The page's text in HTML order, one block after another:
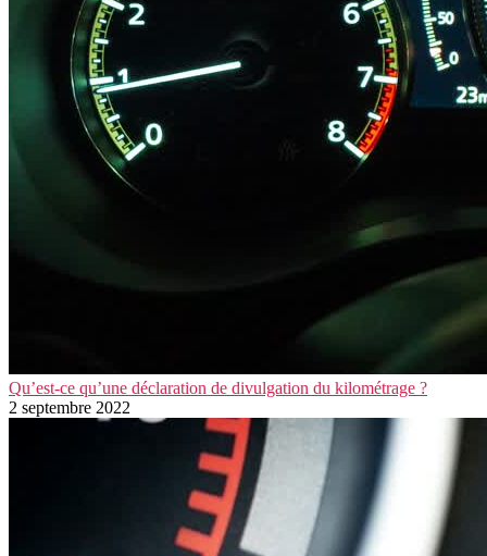
Qu’est-ce qu’une déclaration de divulgation du kilométrage ?
2 septembre 2022